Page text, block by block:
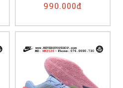
990.000đ